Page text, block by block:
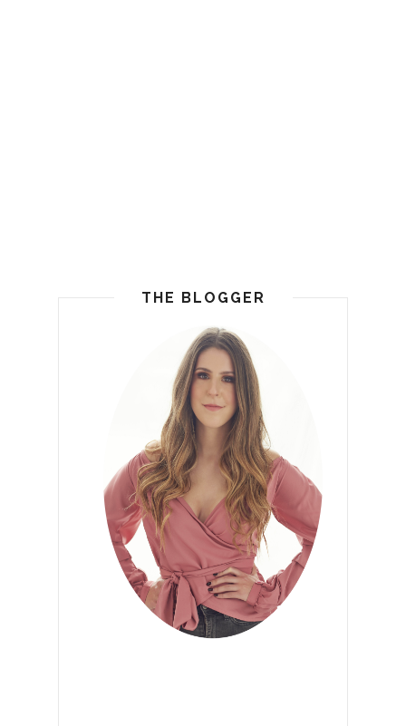
THE BLOGGER